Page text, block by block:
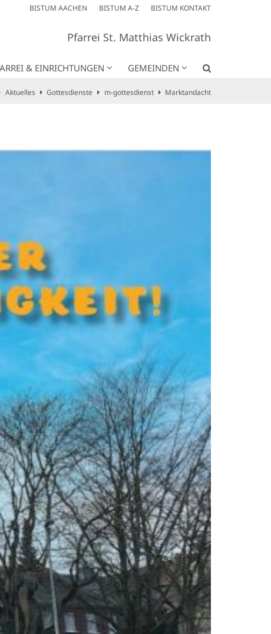
BISTUM AACHEN BISTUM A-Z BISTUM KONTAKT
Pfarrei St. Matthias Wickrath
& EINRICHTUNGEN GEMEINDEN
Aktuelles Gottesdienste m-gottesdienst Marktandacht